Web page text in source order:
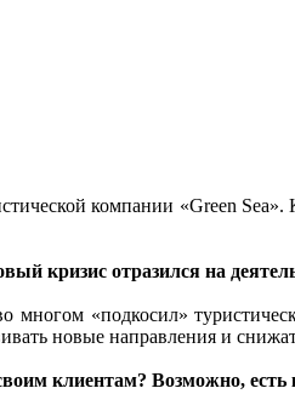
компании «Green Sea».
кризис отразился на
«подкосил»
новые направления и
клиентам? Возможно, есть